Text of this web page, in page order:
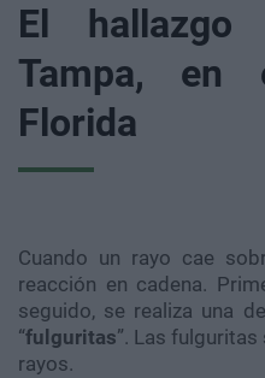
El hallazgo
Tampa, en
Florida
Cuando un rayo cae
reacción en cadena.
seguido, se realiza una
“fulguritas”. Las
rayos.